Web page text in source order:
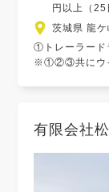
円以上（
茨城県 龍ケ
①トレーラード
※①②③共にウ
有限会社